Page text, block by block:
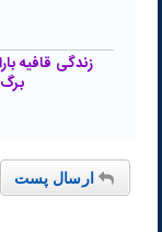
زندگی قافیه
ارسال پست